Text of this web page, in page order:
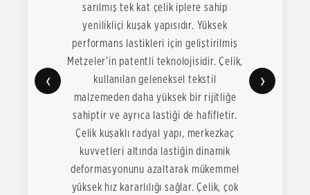
‹
sarılmış tek kat çelik iplere sahip
yenilikliçi kuşak yapısıdır. Yüksek
performans lastikleri için geliştirilmiş
Metzeler’in patentli teknolojisidir. Çelik,
kullanılan geleneksel tekstil
malzemeden daha yüksek bir rijitliğe
sahiptir ve ayrıca lastiği de hafifletir.
Çelik kuşaklı radyal yapı, merkezkaç
kuvvetleri altında lastiğin dinamik
deformasyonunu azaltarak mükemmel
yüksek hız kararlılığı sağlar. Çelik, çok
›